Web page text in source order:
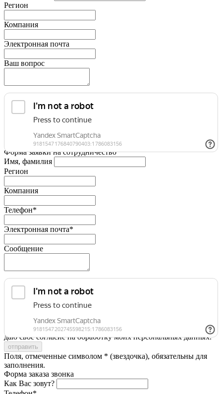
Регион
Компания
Электронная почта
Ваш вопрос
Форма заявки на сотрудничество
Имя, фамилия
Регион
Компания
Телефон*
Электронная почта*
Сообщение
Я принимаю условияПолитики конфиденциальности
даю свое согласие на обработку моих персональных данных.
Поля, отмеченные символом * (звездочка), обязательны для
заполнения.
Форма заказа звонка
Как Вас зовут?